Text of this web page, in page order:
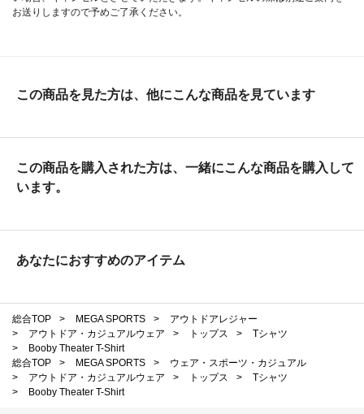
お送りしますので予めご了承ください。
この商品を見た方は、他にこんな商品を見ています
この商品を購入された方は、一緒にこんな商品を購入して
います。
あなたにおすすめのアイテム
総合TOP > MEGA SPORTS >
アウトドアレジャー
>
アウトドア・カジュアルウェア > トップス >
Tシャツ
>
Booby Theater T-Shirt
総合TOP
> MEGA SPORTS >
ウェア・スポーツ・カジュアル
>
アウトドア・カジュアルウェア > トップス >
Tシャツ
>
Booby Theater T-Shirt